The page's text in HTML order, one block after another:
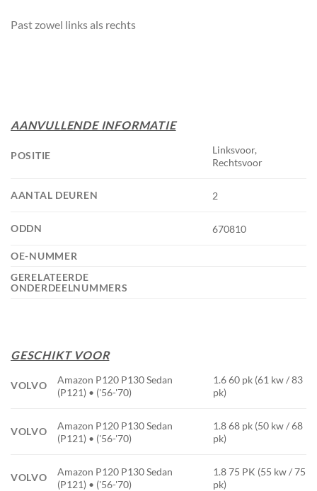
Past zowel links als rechts
AANVULLENDE INFORMATIE
POSITIE
Linksvoor,
Rechtsvoor
AANTAL DEUREN 2
ODDN 670810
OE-NUMMER
GERELATEERDE
ONDERDEELNUMMERS
GESCHIKT VOOR
VOLVO
Amazon P120 P130 Sedan
(P121) • ('56-'70)
1.6 60 pk (61 kw / 83
pk)
VOLVO
Amazon P120 P130 Sedan
(P121) • ('56-'70)
1.8 68 pk (50 kw / 68
pk)
VOLVO
Amazon P120 P130 Sedan
(P121) • ('56-'70)
1.8 75 PK (55 kw / 75
pk)